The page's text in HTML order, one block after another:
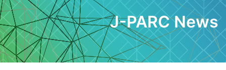
J-PARC News